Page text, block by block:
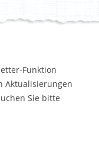
Funktion
Aktualisierungen
Sie bitte